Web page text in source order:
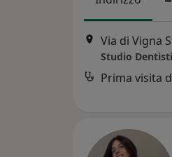
Via di Vigna
Studio
Prima visita